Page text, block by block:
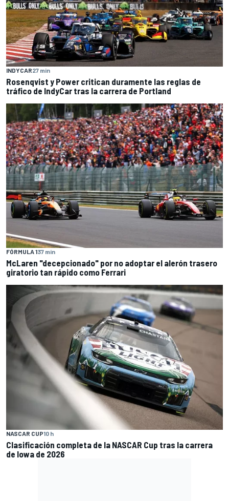
INDYCAR27 min
Rosenqvist y Power critican duramente las reglas de
tráfico de IndyCar tras la carrera de Portland
FÓRMULA 137 min
McLaren "decepcionado" por no adoptar el alerón trasero
giratorio tan rápido como Ferrari
NASCAR CUP10 h
Clasificación completa de la NASCAR Cup tras la carrera
de Iowa de 2026